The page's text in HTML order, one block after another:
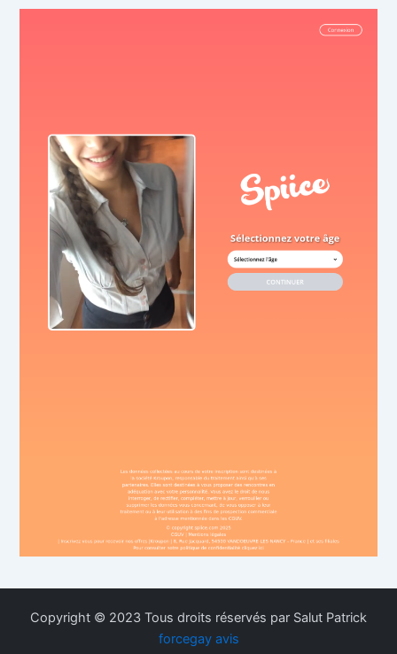
Copyright © 2023 Tous droits réservés par Salut Patrick
forcegay avis